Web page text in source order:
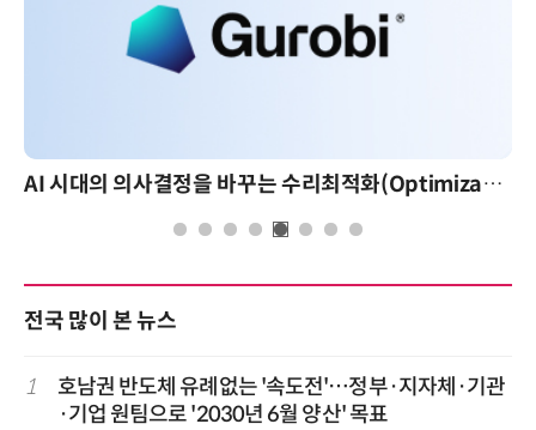
AI 시대의 의사결정을 바꾸는 수리최적화(Optimization): 실제 산업 적용 사례와 활용 전략
전국 많이 본 뉴스
1
호남권 반도체 유례없는 '속도전'…정부·지자체·기관
·기업 원팀으로 '2030년 6월 양산' 목표